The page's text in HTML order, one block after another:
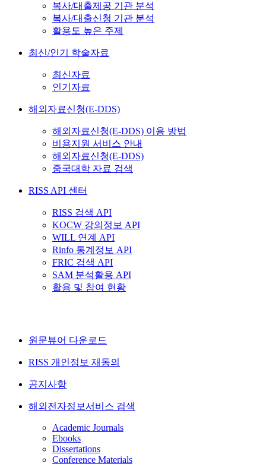
복사/대출제공 기관 분석
복사/대출신청 기관 분석
활용도 높은 주제
최신/인기 학술자료
최신자료
인기자료
해외자료신청(E-DDS)
해외자료신청(E-DDS) 이용 방법
비용지원 서비스 안내
해외자료신청(E-DDS)
중국대학 자료 검색
RISS API 센터
RISS 검색 API
KOCW 강의정보 API
WILL 연계 API
Rinfo 통계정보 API
FRIC 검색 API
SAM 분석활용 API
활용 및 참여 현황
원문뷰어 다운로드
RISS 개인정보 재동의
공지사항
해외전자정보서비스 검색
Academic Journals
Ebooks
Dissertations
Conference Materials